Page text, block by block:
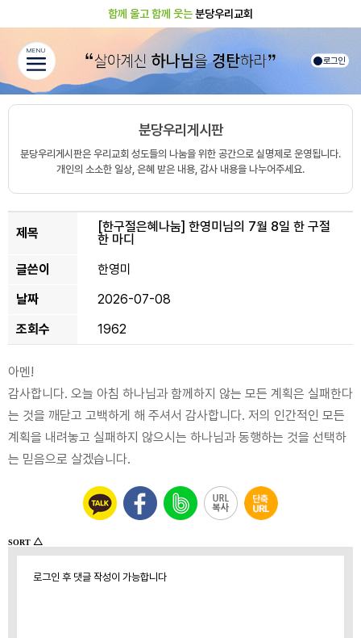
함께 울고 함께 웃는분당우리교회
로그인
MENU
분당우리게시판
분당우리게시판은 우리교회 성도들의 나눔을 위한 공간으로 실명제로 운영됩니다.
개인의 소소한 일상, 은혜 받은 내용, 감사 내용을 나누어주세요.
제목 [한구절은혜나눔] 한영미님의 7월 8일 한 구절
한 마디
글쓴이
한영미
날짜
2026-07-08
조회수
1962
아멘!
감사합니다. 오늘 아침 하나님과 함께하지 않는 모든 계획은 실패한다
는 것을 깨닫고 고백하게 해 주셔서 감사합니다. 저의 인간적인 모든
계획을 내려놓고 실패하지 않으시는 하나님과 동행하는 것을 선택하
는 믿음으로 살겠습니다.
SORT △
로그인 후 댓글 작성이 가능합니다